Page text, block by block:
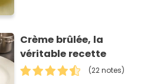
Crème brûlée, la
véritable recette
(22 notes)